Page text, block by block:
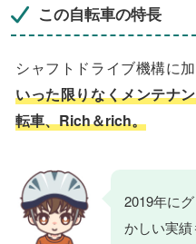
この自転車の特長
シャフトドライブ機構に
いった限りなくメンテナ
転車、Rich＆rich。
2019年に
かしい実績